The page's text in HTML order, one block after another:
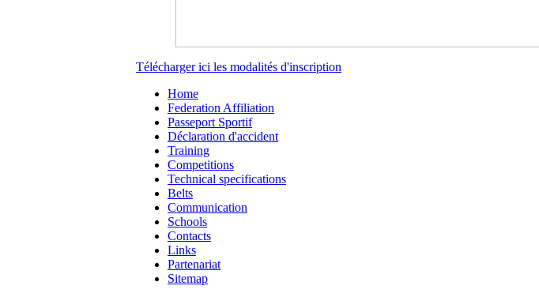
Télécharger ici les modalités d'inscription
Home
Federation Affiliation
Passeport Sportif
Déclaration d'accident
Training
Competitions
Technical specifications
Belts
Communication
Schools
Contacts
Links
Partenariat
Sitemap